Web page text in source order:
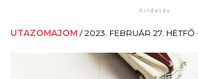
UTAZOMAJOM /2023. FEBRUÁR 27. HÉTFŐ